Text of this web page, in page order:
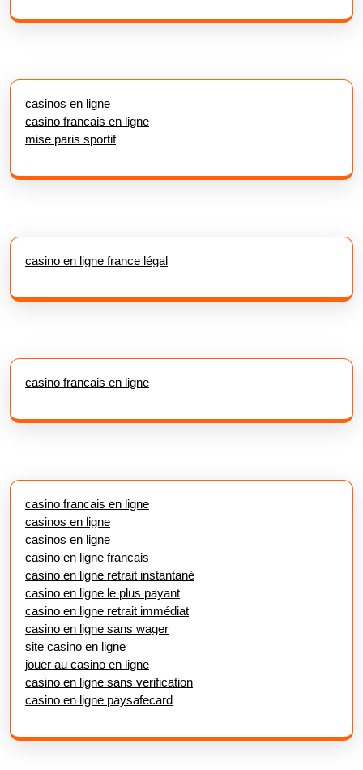
casinos en ligne
casino francais en ligne
mise paris sportif
casino en ligne france légal
casino francais en ligne
casino francais en ligne
casinos en ligne
casinos en ligne
casino en ligne francais
casino en ligne retrait instantané
casino en ligne le plus payant
casino en ligne retrait immédiat
casino en ligne sans wager
site casino en ligne
jouer au casino en ligne
casino en ligne sans verification
casino en ligne paysafecard